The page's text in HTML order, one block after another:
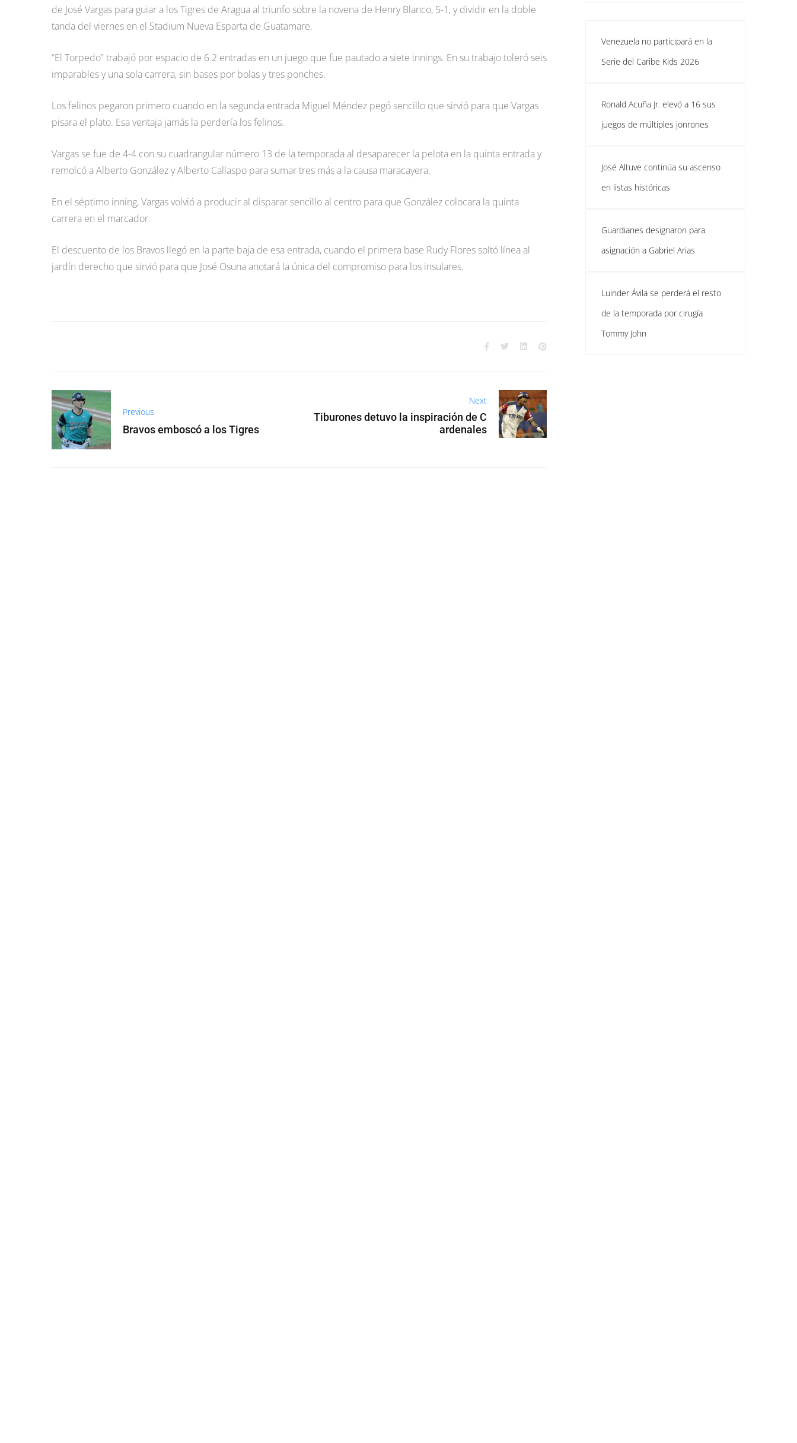
de José Vargas para guiar a los Tigres de Aragua al triunfo sobre la novena de Henry Blanco, 5-1, y dividir en la doble
tanda del viernes en el Stadium Nueva Esparta de Guatamare.
“El Torpedo” trabajó por espacio de 6.2 entradas en un juego que fue pautado a siete innings. En su trabajo toleró seis
imparables y una sola carrera, sin bases por bolas y tres ponches.
Los felinos pegaron primero cuando en la segunda entrada Miguel Méndez pegó sencillo que sirvió para que Vargas
pisara el plato. Esa ventaja jamás la perdería los felinos.
Vargas se fue de 4-4 con su cuadrangular número 13 de la temporada al desaparecer la pelota en la quinta entrada y
remolcó a Alberto González y Alberto Callaspo para sumar tres más a la causa maracayera.
En el séptimo inning, Vargas volvió a producir al disparar sencillo al centro para que González colocara la quinta
carrera en el marcador.
El descuento de los Bravos llegó en la parte baja de esa entrada, cuando el primera base Rudy Flores soltó línea al
jardín derecho que sirvió para que José Osuna anotará la única del compromiso para los insulares.
Previous
Bravos emboscó a los Tigres
Next
Tiburones detuvo la inspiración de C
ardenales
Venezuela no participará en la
Serie del Caribe Kids 2026
Ronald Acuña Jr. elevó a 16 sus
juegos de múltiples jonrones
José Altuve continúa su ascenso
en listas históricas
Guardianes designaron para
asignación a Gabriel Arias
Luinder Ávila se perderá el resto
de la temporada por cirugía
Tommy John